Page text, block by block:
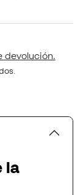
devolución.
la